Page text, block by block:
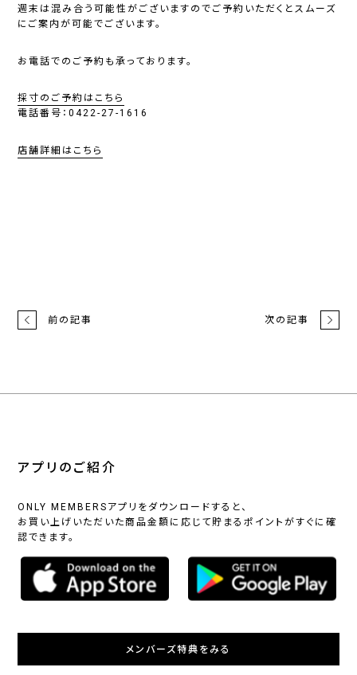
週末は混み合う可能性がございますのでご予約いただくとスムーズ
にご案内が可能でございます。
お電話でのご予約も承っております。
採寸のご予約はこちら
電話番号：0422-27-1616
店舗詳細はこちら
前の記事 次の記事
アプリのご紹介
ONLY MEMBERSアプリをダウンロードすると、
お買い上げいただいた商品金額に応じて貯まるポイントがすぐに確
認できます。
メンバーズ特典をみる